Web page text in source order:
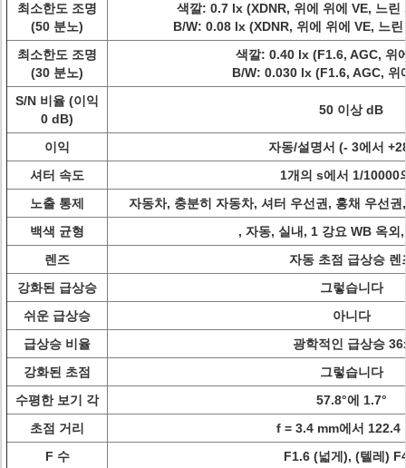
최소한도 조명
(50 분노)
색깔: 0.7 lx (XDNR, 위에 위에 VE, 느린
B/W: 0.08 lx (XDNR, 위에 위에 VE, 느
최소한도 조명
(30 분노)
색깔: 0.40 lx (F1.6, AGC, 위
B/W: 0.030 lx (F1.6, AGC, 위
S/N 비율 (이익
0 dB)
50 이상 dB
이익
자동/설명서 (- 3에서
셔터 속도
1개의 s에서 1/10000
노출 통제
자동차, 충분히 자동차, 셔터 우선권, 홍채 우선
백색 균형
, 자동, 실내, 1 강요 WB 옥외
렌즈
자동 초점 급상승 렌
강화된 급상승
그렇습니다
쉬운 급상승
아니다
급상승 비율
광학적인 급상승
강화된 초점
그렇습니다
수평한 보기 각
57.8°에 1.7°
초점 거리
f = 3.4 mm에서 122.4
F 수
F1.6 (넓게), (텔레)